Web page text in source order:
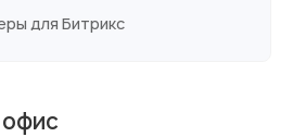
для Битрикс